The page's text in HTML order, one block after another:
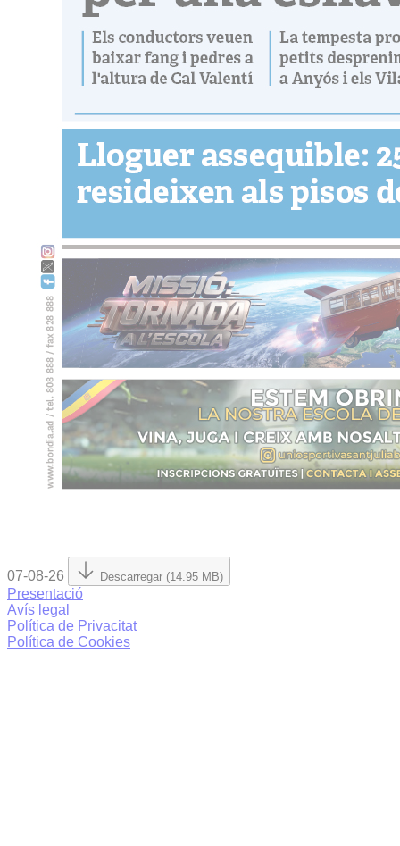
07-08-26 Descarregar (14.95 MB)
Presentació
Avís legal
Política de Privacitat
Política de Cookies